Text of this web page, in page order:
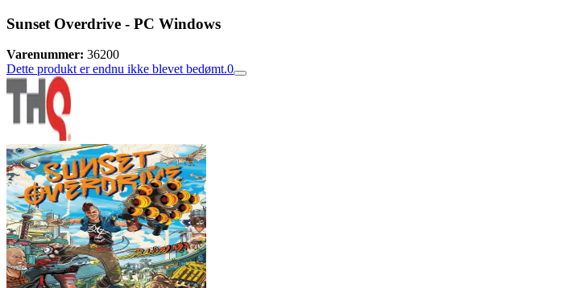
Sunset Overdrive - PC Windows
Varenummer: 36200
Dette produkt er endnu ikke blevet bedømt.0